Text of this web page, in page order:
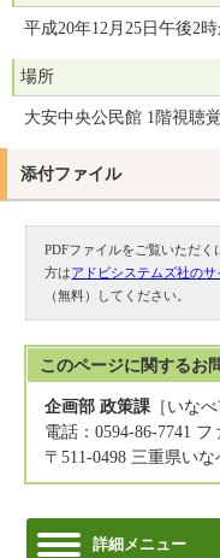
平成20年12月25日午後2時
場所
大安中央公民館 1階視聴
添付ファイル
PDFファイルをご覧いただく
方はアドビシステムズ社の
（無料）してください。
このページに関するお
企画部 政策課 ［いな
電話：0594-86-7741 フ
〒511-0498 三重県い
詳細メニュー